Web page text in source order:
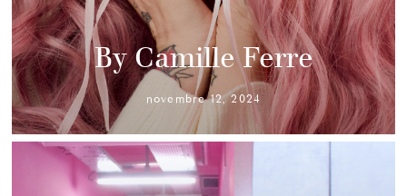
By Camille Ferre
novembre 12, 2024